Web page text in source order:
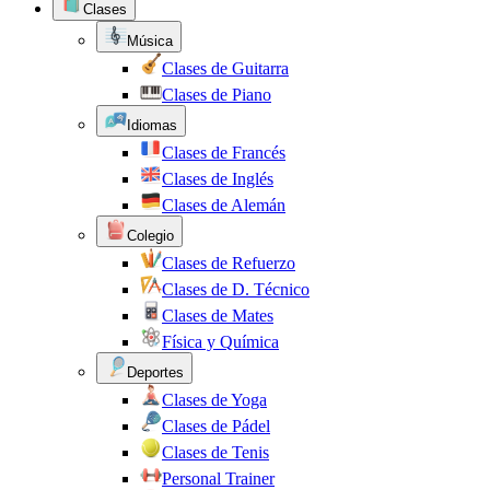
Clases
Música
Clases de Guitarra
Clases de Piano
Idiomas
Clases de Francés
Clases de Inglés
Clases de Alemán
Colegio
Clases de Refuerzo
Clases de D. Técnico
Clases de Mates
Física y Química
Deportes
Clases de Yoga
Clases de Pádel
Clases de Tenis
Personal Trainer